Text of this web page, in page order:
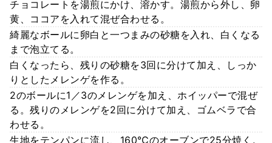
チョコレートを湯煎にかけ、溶かす。湯煎から外し、卵
黄、ココアを入れて混ぜ合わせる。
綺麗なボールに卵白と一つまみの砂糖を入れ、白くなる
まで泡立てる。
白くなったら、残りの砂糖を3回に分けて加え、しっか
りとしたメレンゲを作る。
2のボールに1／3のメレンゲを加え、ホイッパーで混ぜ
る。残りのメレンゲを2回に分けて加え、ゴムベラで合
わせる。
生地をテンパンに流し、160℃のオーブンで25分焼く。